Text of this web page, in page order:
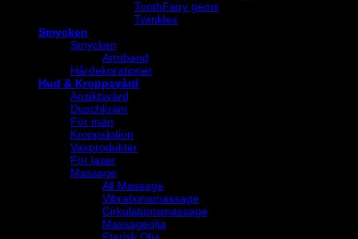
ToothFairy gems
Twinkles
Smycken
Smycken
Armband
Hårdekorationer
Hud & Kroppsvård
Ansiktsvård
Duschkräm
För män
Kroppslotion
Vaxprodukter
För laser
Massage
All Massage
Vibrationsmassage
Cirkulationsmassage
Massageolja